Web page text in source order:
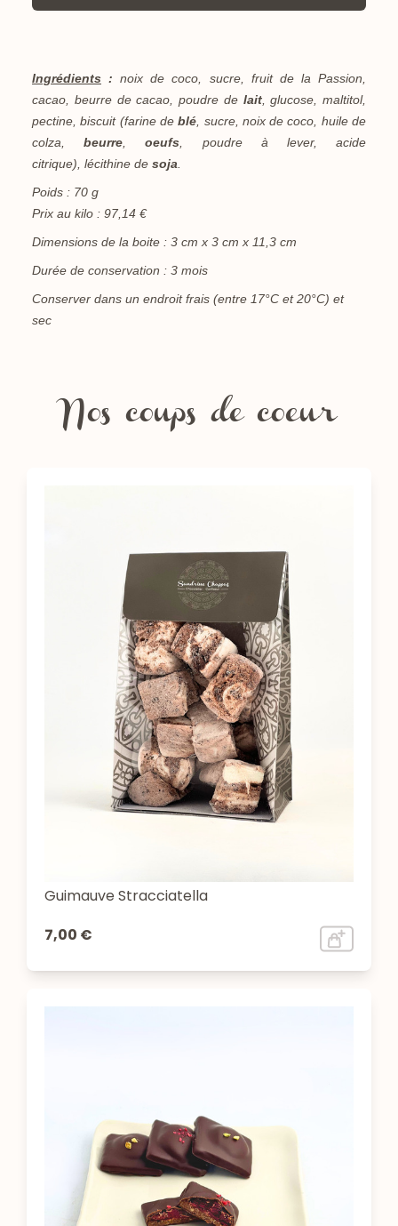
Ingrédients :noix de coco, sucre, fruit de la Passion,
cacao, beurre de cacao, poudre de lait, glucose, maltitol,
pectine, biscuit (farine deblé, sucre, noix de coco, huile de
colza,beurre,oeufs,
poudre à lever, acide
citrique), lécithine de soja.
Poids : 70 g
Prix au kilo : 97,14 €
Dimensions de la boite : 3 cm x 3 cm x 11,3 cm
Durée de conservation : 3 mois
Conserver dans un endroit frais (entre 17°C et 20°C) et
sec
Nos coups de coeur
Guimauve Stracciatella
7,00 €